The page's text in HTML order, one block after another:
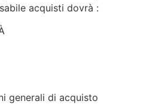
acquisti dovrà :
generali di acquisto